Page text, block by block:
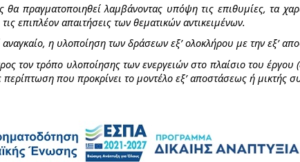
θα πραγματοποιηθεί λαμβάνοντας υπόψη τις επιθυμίες, τα
επιπλέον απαιτήσεις των θεματικών αντικειμένων.
αναγκαίο, η υλοποίηση των δράσεων εξ’ ολοκλήρου με την εξ’
τον τρόπο υλοποίησης των ενεργειών στο πλαίσιο του
περίπτωση που προκρίνει το μοντέλο εξ’ αποστάσεως ή μικτής